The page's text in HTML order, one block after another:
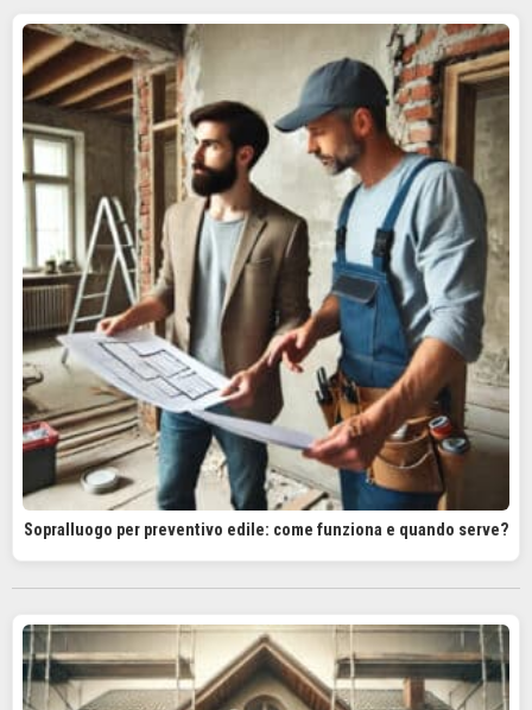
Sopralluogo per preventivo edile: come funziona e quando serve?